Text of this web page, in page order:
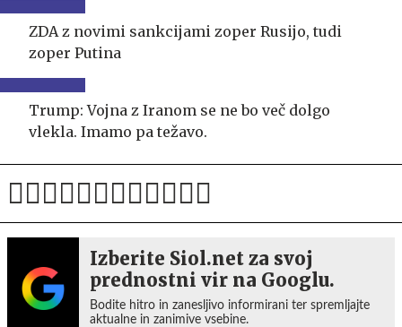
ZDA z novimi sankcijami zoper Rusijo, tudi
zoper Putina
Trump: Vojna z Iranom se ne bo več dolgo
vlekla. Imamo pa težavo.
Izberite Siol.net za svoj
prednostni vir na Googlu.
Bodite hitro in zanesljivo informirani ter spremljajte
aktualne in zanimive vsebine.